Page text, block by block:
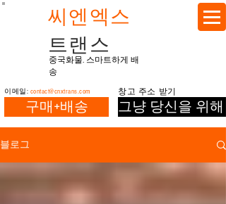
씨엔엑스
트랜스
중국화물. 스마트하게 배
송
이메일: contact@cnxtrans.com
구매+배송
창고 주소 받기
그냥 당신을 위해
블로그